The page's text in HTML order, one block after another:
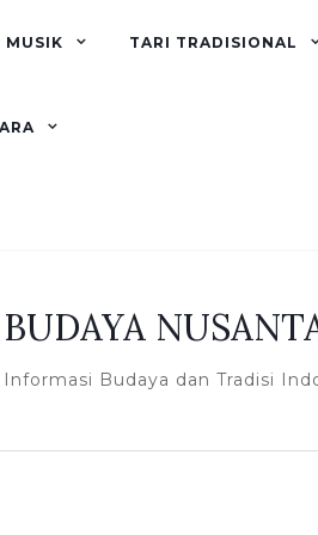
MUSIK TARI TRADISIONAL
BUDAYA
Informasi Budaya dan Tradisi